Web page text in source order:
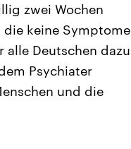
zwei Wochen
die keine Symptome
alle Deutschen dazu
Psychiater
und die